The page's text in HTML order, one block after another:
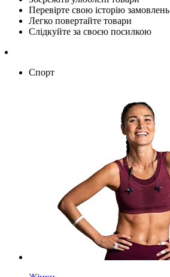
Перевірте свою історію замовлень
Легко повертайте товари
Слідкуйте за своєю посилкою
Спорт